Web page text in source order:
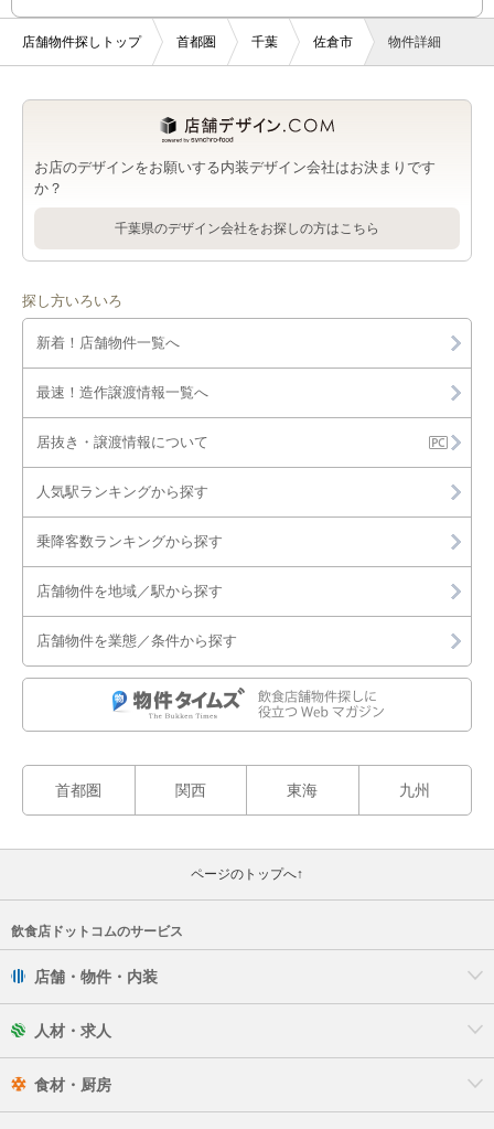
店舗物件探しトップ 首都圏 千葉 佐倉市 物件詳細
お店のデザインをお願いする内装デザイン会社はお決まりです
か？
千葉県のデザイン会社をお探しの方はこちら
探し方いろいろ
新着！店舗物件一覧へ
最速！造作譲渡情報一覧へ
居抜き・譲渡情報について
人気駅ランキングから探す
乗降客数ランキングから探す
店舗物件を地域／駅から探す
店舗物件を業態／条件から探す
首都圏 関西 東海 九州
ページのトップへ↑
飲食店ドットコムのサービス
店舗・物件・内装
人材・求人
食材・厨房